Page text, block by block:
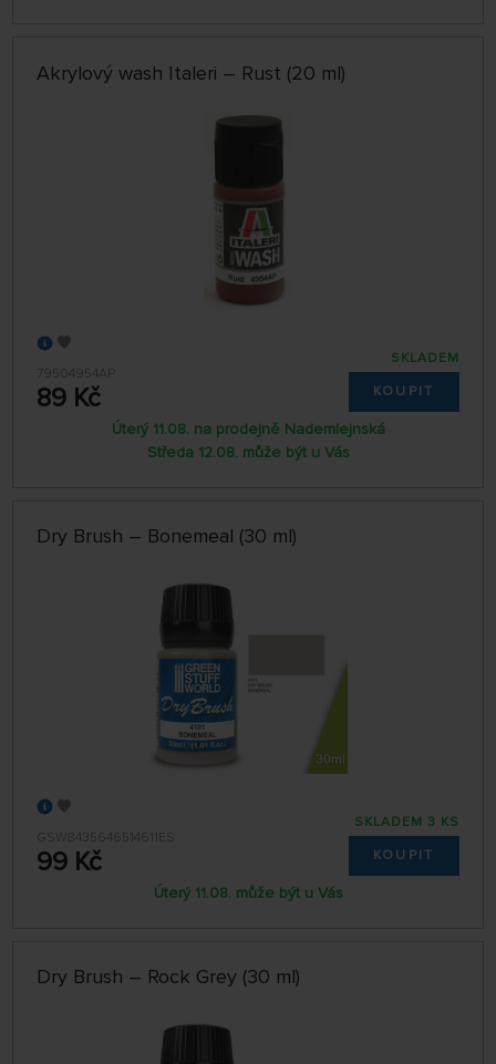
Akrylový wash Italeri – Rust (20 ml)
79504954AP
89 Kč
SKLADEM
KOUPIT
Úterý 11.08. na prodejně Nademlejnská
Středa 12.08. může být u Vás
Dry Brush – Bonemeal (30 ml)
GSW8435646514611ES
99 Kč
SKLADEM 3 KS
KOUPIT
Úterý 11.08. může být u Vás
Dry Brush – Rock Grey (30 ml)